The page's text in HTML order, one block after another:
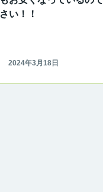
さい！！
2024年3月18日